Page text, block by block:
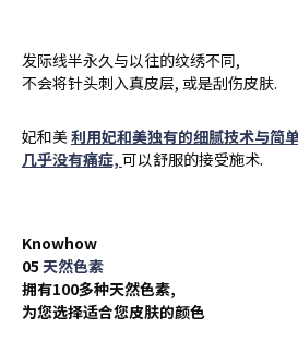
发际线半永久与以往的纹绣不同,
不会将针头刺入真皮层, 或是刮伤皮肤.
妃和美利用妃和美独有的细腻技术与简
几乎没有痛症, 可以舒服的接受施术.
Knowhow
05 天然色素
拥有100多种天然色素,
为您选择适合您皮肤的颜色